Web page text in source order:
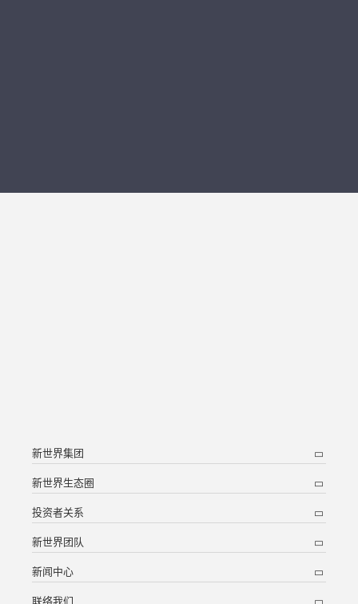
新世界集团
新世界生态圈
投资者关系
新世界团队
新闻中心
联络我们